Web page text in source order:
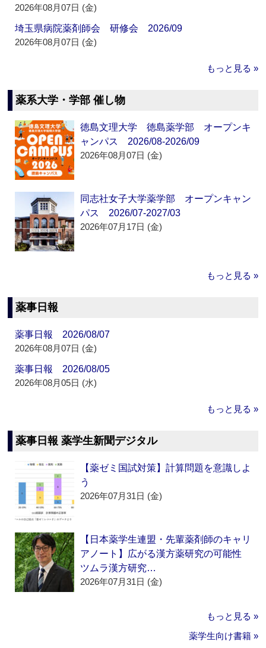
2026年08月07日 (金)
埼玉県病院薬剤師会 研修会 2026/09
2026年08月07日 (金)
もっと見る »
薬系大学・学部 催し物
徳島文理大学 徳島薬学部 オープンキ
ャンパス 2026/08-2026/09
2026年08月07日 (金)
同志社女子大学薬学部 オープンキャン
パス 2026/07-2027/03
2026年07月17日 (金)
もっと見る »
薬事日報
薬事日報 2026/08/07
2026年08月07日 (金)
薬事日報 2026/08/05
2026年08月05日 (水)
もっと見る »
薬事日報 薬学生新聞デジタル
【薬ゼミ国試対策】計算問題を意識しよ
う
2026年07月31日 (金)
【日本薬学生連盟・先輩薬剤師のキャリ
アノート】広がる漢方薬研究の可能性
ツムラ漢方研究…
2026年07月31日 (金)
もっと見る »
薬学生向け書籍 »